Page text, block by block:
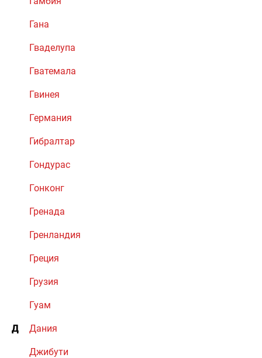
Гана
Гваделупа
Гватемала
Гвинея
Германия
Гибралтар
Гондурас
Гонконг
Гренада
Гренландия
Греция
Грузия
Гуам
Д Дания
Джибути